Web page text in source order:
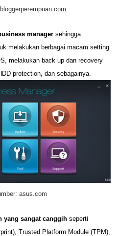
manager sehingga
melakukan berbagai macam setting
melakukan back up dan recovery
protection, dan sebagainya.
asus.com
yang sangat canggih seperti
Trusted Platform Module (TPM),